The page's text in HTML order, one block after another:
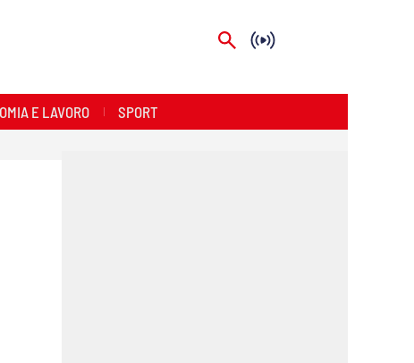
E LAVORO SPORT